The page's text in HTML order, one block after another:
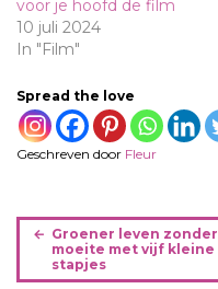
voor je hoofd de film
10 juli 2024
In "Film"
Spread the love
Geschreven door Fleur
B
r
Groener leven zonder
moeite met vijf kleine
stapjes